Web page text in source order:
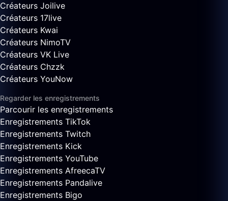
Créateurs Joilive
Créateurs 17live
Créateurs Kwai
Créateurs NimoTV
Créateurs VK Live
Créateurs Chzzk
Créateurs YouNow
Regarder les enregistrements
Parcourir les enregistrements
Enregistrements TikTok
Enregistrements Twitch
Enregistrements Kick
Enregistrements YouTube
Enregistrements AfreecaTV
Enregistrements Pandalive
Enregistrements Bigo